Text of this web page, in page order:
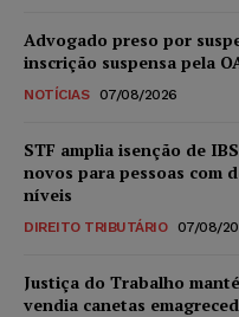
Advogado preso por
inscrição suspensa pela
NOTÍCIAS 07/08/2026
STF amplia isenção de
novos para pessoas com
níveis
DIREITO TRIBUTÁRIO 07/08/
Justiça do Trabalho
vendia canetas